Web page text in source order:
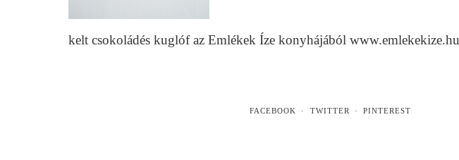
kelt csokoládés kuglóf az Emlékek Íze konyhájából www.emlekekize.hu
FACEBOOK TWITTER PINTEREST